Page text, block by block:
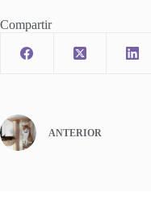
Compartir
ANTERIOR